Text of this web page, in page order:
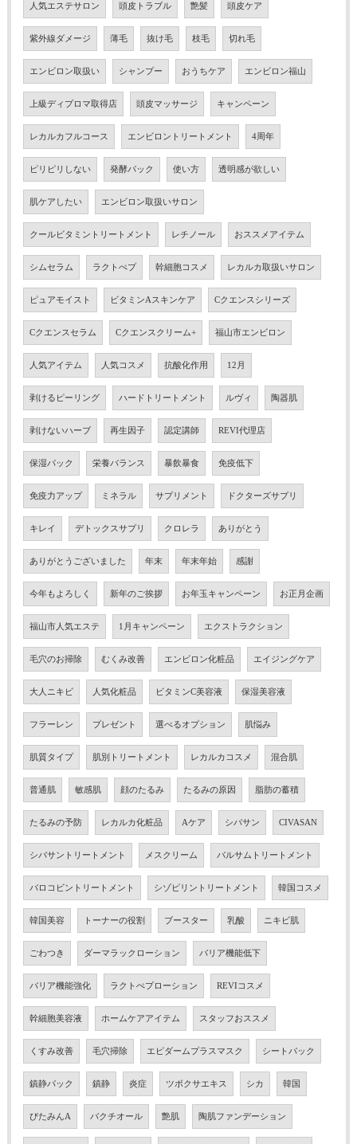
人気エステサロン 頭皮トラブル 艶髪 頭皮ケア
紫外線ダメージ 薄毛 抜け毛 枝毛 切れ毛
エンビロン取扱い シャンプー おうちケア エンビロン福山
上級ディプロマ取得店 頭皮マッサージ キャンペーン
レカルカフルコース エンビロントリートメント 4周年
ピリピリしない 発酵パック 使い方 透明感が欲しい
肌ケアしたい エンビロン取扱いサロン
クールビタミントリートメント レチノール おススメアイテム
シムセラム ラクトぺプ 幹細胞コスメ レカルカ取扱いサロン
ピュアモイスト ビタミンAスキンケア Cクエンスシリーズ
Cクエンスセラム Cクエンスクリーム+ 福山市エンビロン
人気アイテム 人気コスメ 抗酸化作用 12月
剥けるピーリング ハードトリートメント ルヴィ 陶器肌
剥けないハーブ 再生因子 認定講師 REVI代理店
保湿パック 栄養バランス 暴飲暴食 免疫低下
免疫力アップ ミネラル サプリメント ドクターズサプリ
キレイ デトックスサプリ クロレラ ありがとう
ありがとうございました 年末 年末年始 感謝
今年もよろしく 新年のご挨拶 お年玉キャンペーン お正月企画
福山市人気エステ 1月キャンペーン エクストラクション
毛穴のお掃除 むくみ改善 エンビロン化粧品 エイジングケア
大人ニキビ 人気化粧品 ビタミンC美容液 保湿美容液
フラーレン プレゼント 選べるオプション 肌悩み
肌質タイプ 肌別トリートメント レカルカコスメ 混合肌
普通肌 敏感肌 顔のたるみ たるみの原因 脂肪の蓄積
たるみの予防 レカルカ化粧品 Aケア シバサン CIVASAN
シバサントリートメント メスクリーム バルサムトリートメント
バロコビントリートメント シゾピリントリートメント 韓国コスメ
韓国美容 トーナーの役割 ブースター 乳酸 ニキビ肌
ごわつき ダーマラックローション バリア機能低下
バリア機能強化 ラクトぺプローション REVIコスメ
幹細胞美容液 ホームケアアイテム スタッフおススメ
くすみ改善 毛穴掃除 エピダームプラスマスク シートパック
鎮静パック 鎮静 炎症 ツボクサエキス シカ 韓国
びたみんA バクチオール 艶肌 陶肌ファンデーション